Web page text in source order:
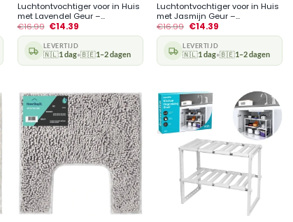
Luchtontvochtiger voor in Huis
met Lavendel Geur –...
€16.99 €14.39
LEVERTIJD
🇳🇱1 dag•🇧🇪1–2 dagen
Luchtontvochtiger voor in Huis
met Jasmijn Geur –...
€16.99 €14.39
LEVERTIJD
🇳🇱1 dag•🇧🇪1–2 dagen
+